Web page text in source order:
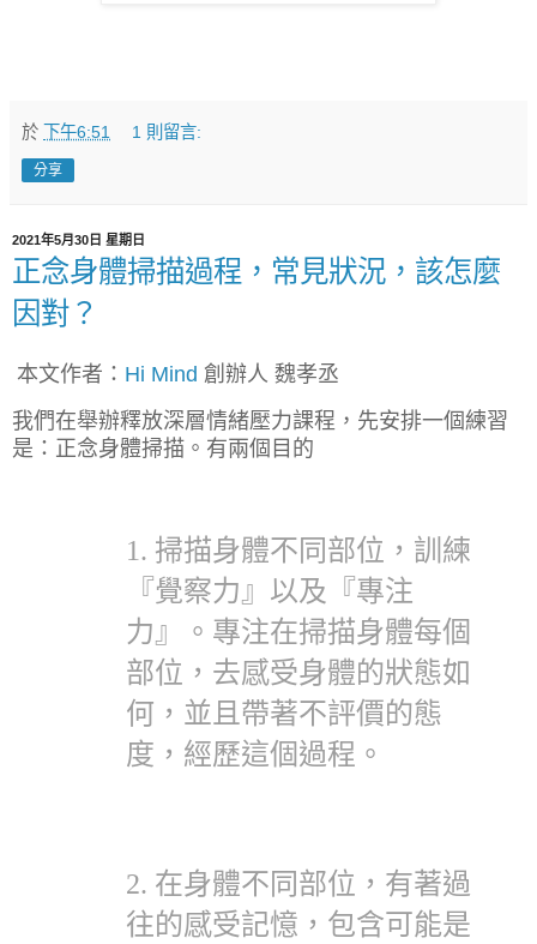
於 下午6:51 1 則留言:
分享
2021年5月30日 星期日
正念身體掃描過程，常見狀況，該怎麼
因對？
本文作者： Hi Mind 創辦人 魏孝丞
我們在舉辦釋放深層情緒壓力課程，先安排一個練習
是：正念身體掃描。有兩個目的
1. 掃描身體不同部位，訓練
『覺察力』以及『專注
力』。專注在掃描身體每個
部位，去感受身體的狀態如
何，並且帶著不評價的態
度，經歷這個過程。
2. 在身體不同部位，有著過
往的感受記憶，包含可能是